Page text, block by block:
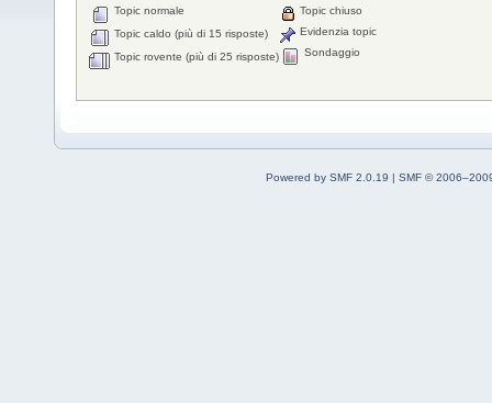
Topic normale
Topic caldo (più di 15 risposte)
Topic rovente (più di 25 risposte)
Topic chiuso
Evidenzia topic
Sondaggio
Powered by SMF 2.0.19
SMF ©